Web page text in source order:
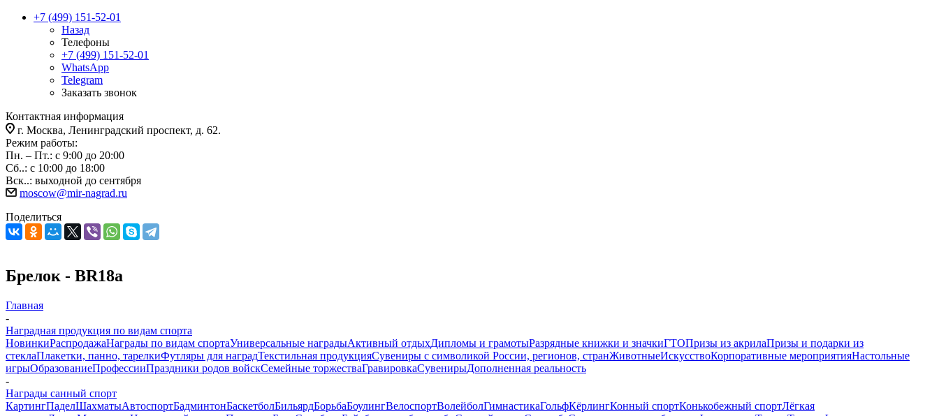
+7 (499) 151-52-01
Назад
Телефоны
+7 (499) 151-52-01
WhatsApp
Telegram
Заказать звонок
Контактная информация
г. Москва, Ленинградский проспект, д. 62.
Режим работы:
Пн. – Пт.: с 9:00 до 20:00
Сб..: с 10:00 до 18:00
Вск..: выходной до сентября
moscow@mir-nagrad.ru
Поделиться
Брелок - BR18a
Главная
-
Наградная продукция по видам спорта
НовинкиРаспродажаНаграды по видам спортаУниверсальные наградыАктивный отдыхДипломы и грамотыРазрядные книжки и значкиГТОПризы из акрилаПризы и подарки из
стеклаПлакетки, панно, тарелкиФутляры для наградТекстильная продукцияСувениры с символикой России, регионов, странЖивотныеИскусствоКорпоративные мероприятияНастольные
игрыОбразованиеПрофессииПраздники родов войскСемейные торжестваГравировкаСувенирыДополненная реальность
-
Награды санный спорт
КартингПаделШахматыАвтоспортБадминтонБаскетболБильярдБорьбаБоулингВелоспортВолейболГимнастикаГольфКёрлингКонный спортКонькобежный спортЛёгкая